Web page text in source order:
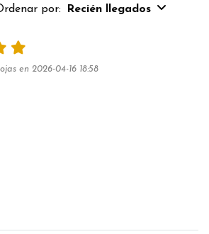
por: Recién llegados
en 2026-04-16 18:58